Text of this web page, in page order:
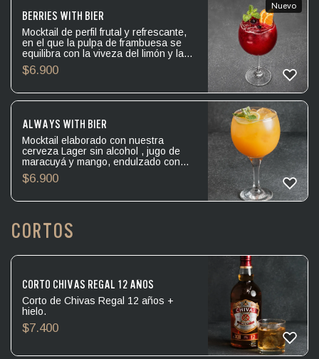
BERRIES WITH BIER
Mocktail de perfil frutal y refrescante,
en el que la pulpa de frambuesa se
equilibra con la viveza del limón y la
suavidad del jarabe de goma,
mientras la menta aporta un delicado
protagonismo al sumar ligereza, fina
maltoso.
$6.900
Nuevo
ALWAYS WITH BIER
Mocktail elaborado con nuestra
cerveza Lager sin alcohol , jugo de
maracuyá y mango, endulzado con
syrup de piña
$6.900
CORTOS
CORTO CHIVAS REGAL 12 AÑOS
Corto de Chivas Regal 12 años +
hielo.
$7.400